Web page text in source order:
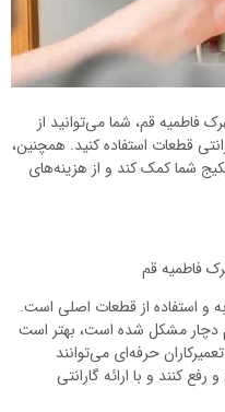
فاطمیه قم، شما می‌توانید از
قطعات استفاده کنید. همچنین،
شما کمک کند و از هزینه‌های
فاطمیه قم
و استفاده از قطعات اصلی است.
دچار مشکل شده است، بهتر است
حرفه‌ای می‌توانند
کنند و با ارائه گارانتی